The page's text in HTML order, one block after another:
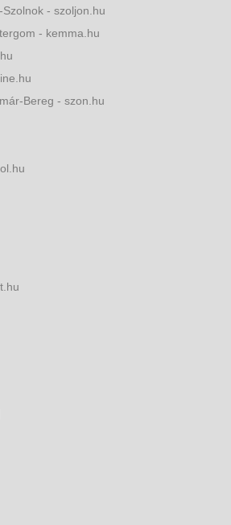
- szoljon.hu
- kemma.hu
Bereg - szon.hu